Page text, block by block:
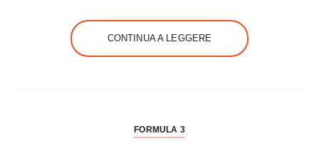
CONTINUA A LEGGERE
FORMULA 3